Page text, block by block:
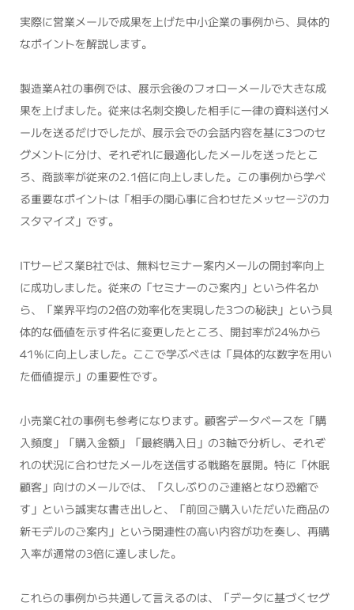
実際に営業メールで成果を上げた中小企業の事例から、具体的
なポイントを解説します。
製造業A社の事例では、展示会後のフォローメールで大きな成
果を上げました。従来は名刺交換した相手に一律の資料送付メ
ールを送るだけでしたが、展示会での会話内容を基に3つのセ
グメントに分け、それぞれに最適化したメールを送ったとこ
ろ、商談率が従来の2.1倍に向上しました。この事例から学べ
る重要なポイントは「相手の関心事に合わせたメッセージのカ
スタマイズ」です。
ITサービス業B社では、無料セミナー案内メールの開封率向上
に成功しました。従来の「セミナーのご案内」という件名か
ら、「業界平均の2倍の効率化を実現した3つの秘訣」という具
体的な価値を示す件名に変更したところ、開封率が24%から
41%に向上しました。ここで学ぶべきは「具体的な数字を用い
た価値提示」の重要性です。
小売業C社の事例も参考になります。顧客データベースを「購
入頻度」「購入金額」「最終購入日」の3軸で分析し、それぞ
れの状況に合わせたメールを送信する戦略を展開。特に「休眠
顧客」向けのメールでは、「久しぶりのご連絡となり恐縮で
す」という誠実な書き出しと、「前回ご購入いただいた商品の
新モデルのご案内」という関連性の高い内容が功を奏し、再購
入率が通常の3倍に達しました。
これらの事例から共通して言えるのは、「データに基づくセグ